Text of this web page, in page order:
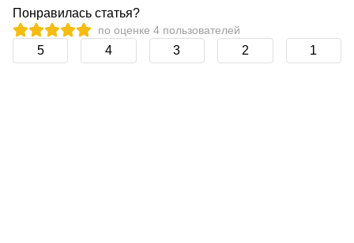
Понравилась статья?
по оценке 4 пользователей
5 4 3 2 1